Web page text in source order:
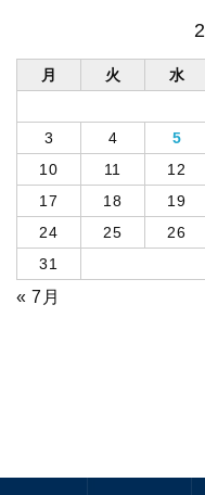
月 火 水
3
4 5
10
11 12
17
18 19
24
25 26
31
« 7月